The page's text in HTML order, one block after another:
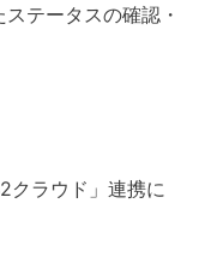
テータスの確認・
クラウド」連携に